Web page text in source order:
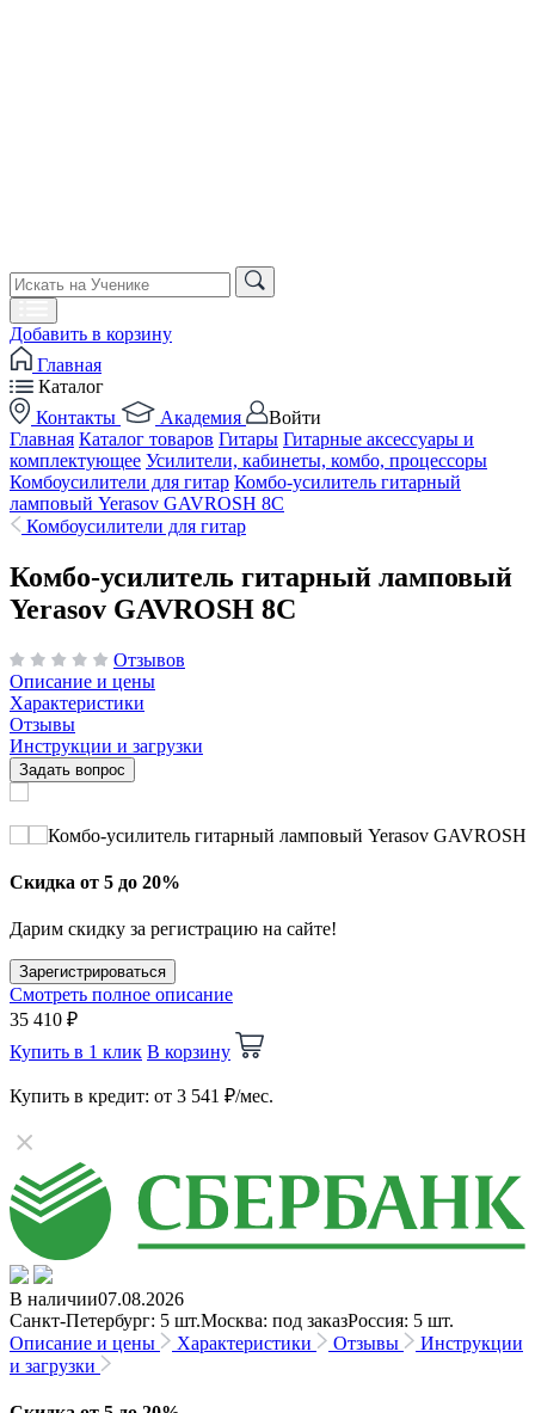
Добавить в корзину
Главная
Каталог
Контакты
Академия
Войти
Главная Каталог товаров Гитары Гитарные аксессуары и
комплектующее Усилители, кабинеты, комбо, процессоры
Комбоусилители для гитар Комбо-усилитель гитарный
ламповый Yerasov GAVROSH 8C
Комбоусилители для гитар
Комбо-усилитель гитарный ламповый
Yerasov GAVROSH 8C
Отзывов
Описание и цены
Характеристики
Отзывы
Инструкции и загрузки
Задать вопрос
Скидка от 5 до 20%
Дарим скидку за регистрацию на сайте!
Зарегистрироваться
Смотреть полное описание
35 410 ₽
Купить в 1 клик В корзину
Купить в кредит: от 3 541 ₽/мес.
В наличии07.08.2026
Санкт-Петербург: 5 шт.Москва: под заказРоссия: 5 шт.
Описание и цены
Характеристики Отзывы
Инструкции
и загрузки